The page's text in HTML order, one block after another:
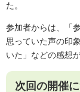
た。
参加者からは、「
思っていた声の印
いた」などの感想
次回の開催